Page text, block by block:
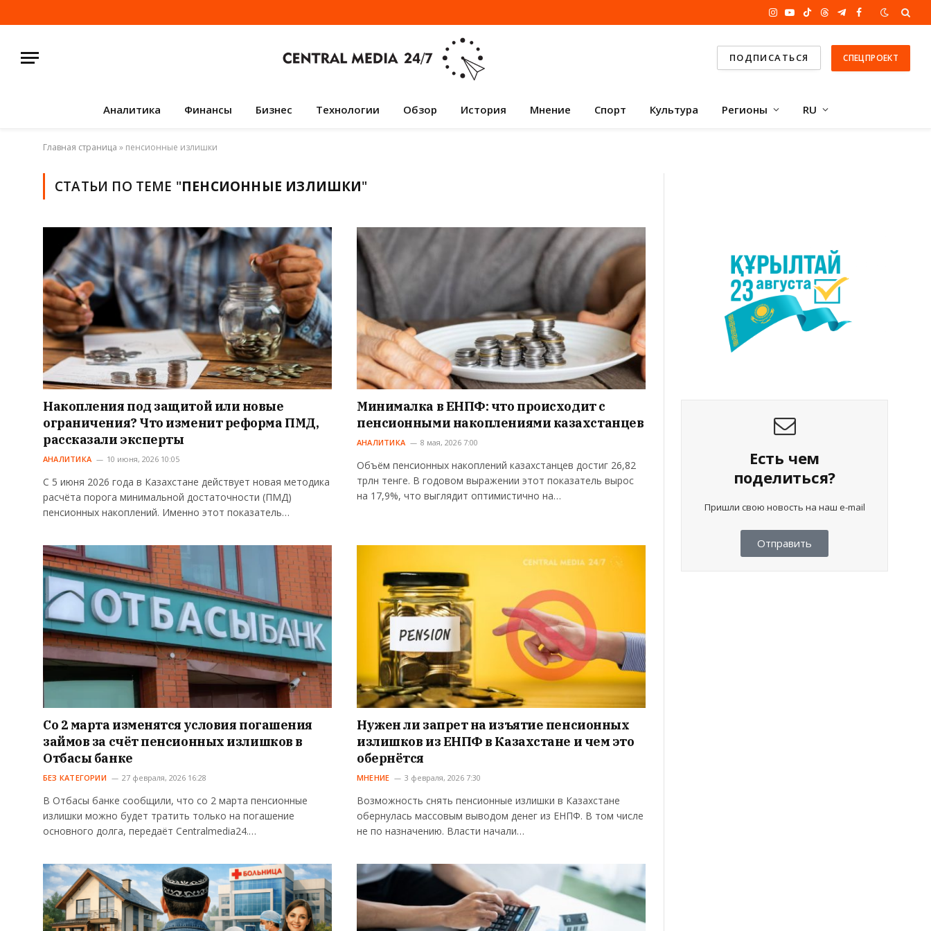
Instagram
YouTube
TikTokThreadsTelegram
Facebook
ПОДПИСАТЬСЯ СПЕЦПРОЕКТ
Аналитика Финансы Бизнес Технологии Обзор История Мнение Спорт Культура Регионы RU
Главная страница » пенсионные излишки
СТАТЬИ ПО ТЕМЕ "ПЕНСИОННЫЕ ИЗЛИШКИ"
Накопления под защитой или новые
ограничения? Что изменит реформа ПМД,
рассказали эксперты
АНАЛИТИКА 10 июня, 2026 10:05
С 5 июня 2026 года в Казахстане действует новая методика
расчёта порога минимальной достаточности (ПМД)
пенсионных накоплений. Именно этот показатель…
Минималка в ЕНПФ: что происходит с
пенсионными накоплениями казахстанцев
АНАЛИТИКА 8 мая, 2026 7:00
Объём пенсионных накоплений казахстанцев достиг 26,82
трлн тенге. В годовом выражении этот показатель вырос
на 17,9%, что выглядит оптимистично на…
Со 2 марта изменятся условия погашения
займов за счёт пенсионных излишков в
Отбасы банке
БЕЗ КАТЕГОРИИ 27 февраля, 2026 16:28
В Отбасы банке сообщили, что со 2 марта пенсионные
излишки можно будет тратить только на погашение
основного долга, передаёт Centralmedia24.…
Нужен ли запрет на изъятие пенсионных
излишков из ЕНПФ в Казахстане и чем это
обернётся
МНЕНИЕ 3 февраля, 2026 7:30
Возможность снять пенсионные излишки в Казахстане
обернулась массовым выводом денег из ЕНПФ. В том числе
не по назначению. Власти начали…
Есть чем
поделиться?
Пришли свою новость на наш e-mail
Отправить